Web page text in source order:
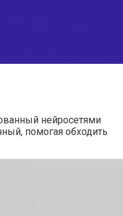
нейросетями
помогая обходить